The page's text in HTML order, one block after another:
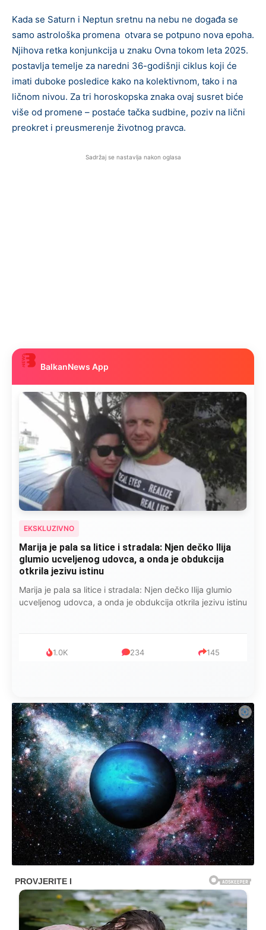
Kada se Saturn i Neptun sretnu na nebu ne događa se
samo astrološka promena otvara se potpuno nova epoha.
Njihova retka konjunkcija u znaku Ovna tokom leta 2025.
postavlja temelje za naredni 36-godišnji ciklus koji će
imati duboke posledice kako na kolektivnom, tako i na
ličnom nivou. Za tri horoskopska znaka ovaj susret biće
više od promene – postaće tačka sudbine, poziv na lični
preokret i preusmerenje životnog pravca.
Sadržaj se nastavlja nakon oglasa
BalkanNews App
EKSKLUZIVNO
Marija je pala sa litice i stradala: Njen dečko Ilija
glumio ucveljenog udovca, a onda je obdukcija
otkrila jezivu istinu
Marija je pala sa litice i stradala: Njen dečko Ilija glumio
ucveljenog udovca, a onda je obdukcija otkrila jezivu istinu
1.0K 234 145